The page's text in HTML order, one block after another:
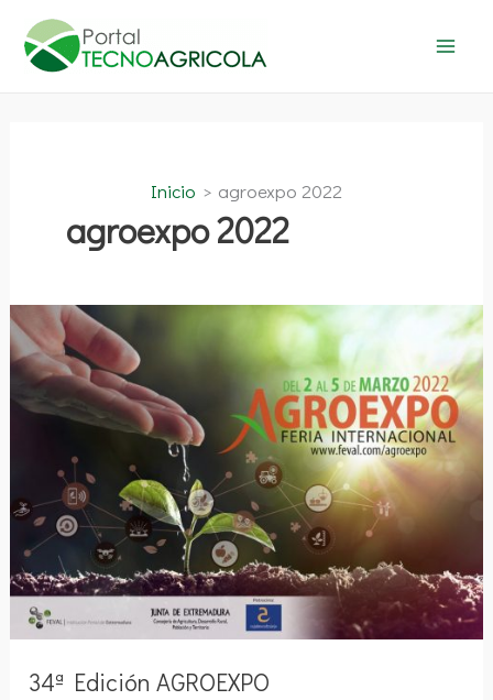
contenido
Inicio agroexpo 2022
agroexpo 2022
34ª Edición AGROEXPO
34ª
Edición
AGROEXPO